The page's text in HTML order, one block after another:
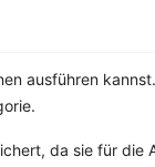
ausführen
da sie für die
am
stammt
Im